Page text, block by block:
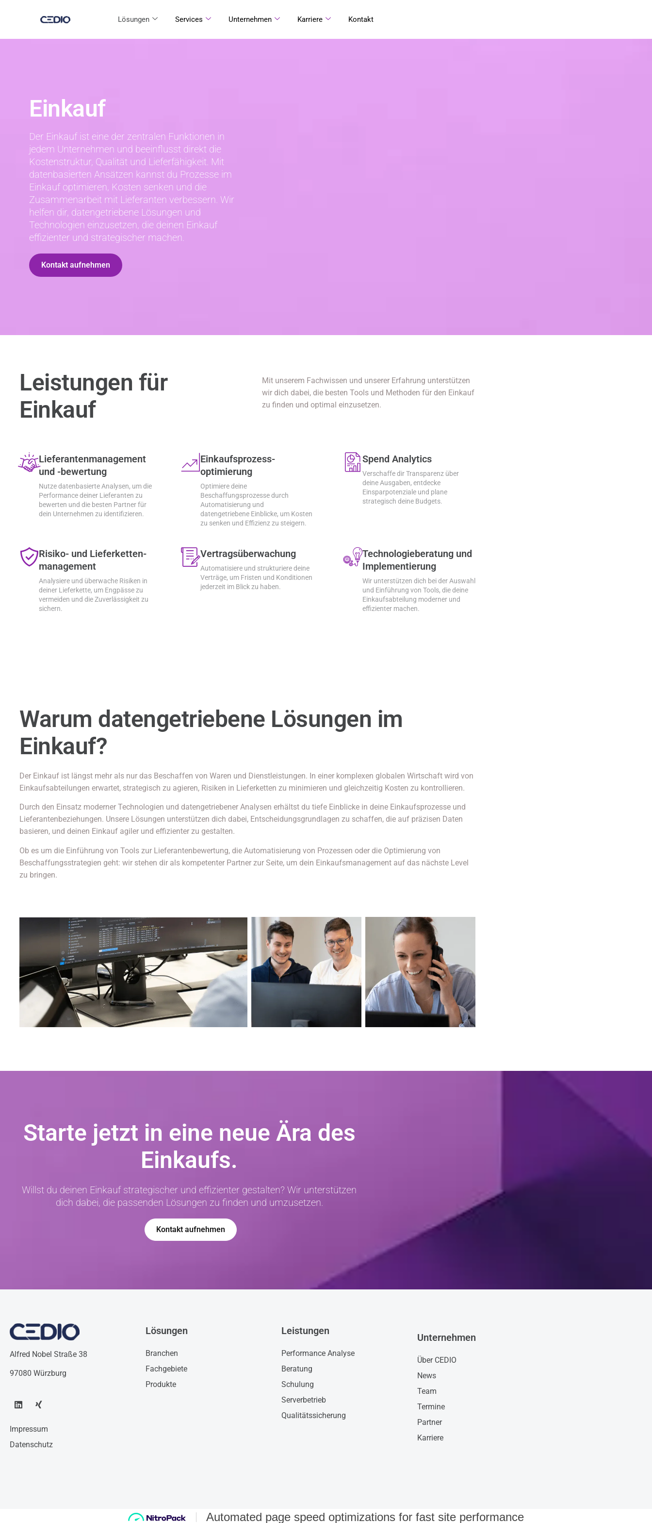
CEDIO GmbH Lösungen Services Unternehmen Karriere Kontakt
Einkauf
Der Einkauf ist eine der zentralen Funktionen in
jedem Unternehmen und beeinflusst direkt die
Kostenstruktur, Qualität und Lieferfähigkeit. Mit
datenbasierten Ansätzen kannst du Prozesse im
Einkauf optimieren, Kosten senken und die
Zusammenarbeit mit Lieferanten verbessern. Wir
helfen dir, datengetriebene Lösungen und
Technologien einzusetzen, die deinen Einkauf
effizienter und strategischer machen.
Kontakt aufnehmen
Leistungen für
Einkauf
Mit unserem Fachwissen und unserer Erfahrung unterstützen
wir dich dabei, die besten Tools und Methoden für den Einkauf
zu finden und optimal einzusetzen.
Lieferantenmanagement
und -bewertung
Nutze datenbasierte Analysen, um die
Performance deiner Lieferanten zu
bewerten und die besten Partner für
dein Unternehmen zu identifizieren.
Einkaufsprozess-
optimierung
Optimiere deine
Beschaffungsprozesse durch
Automatisierung und
datengetriebene Einblicke, um Kosten
zu senken und Effizienz zu steigern.
Spend Analytics
Verschaffe dir Transparenz über
deine Ausgaben, entdecke
Einsparpotenziale und plane
strategisch deine Budgets.
Risiko- und Lieferketten-
management
Analysiere und überwache Risiken in
deiner Lieferkette, um Engpässe zu
vermeiden und die Zuverlässigkeit zu
sichern.
Vertragsüberwachung
Automatisiere und strukturiere deine
Verträge, um Fristen und Konditionen
jederzeit im Blick zu haben.
Technologieberatung und
Implementierung
Wir unterstützen dich bei der Auswahl
und Einführung von Tools, die deine
Einkaufsabteilung moderner und
effizienter machen.
Warum datengetriebene Lösungen im
Einkauf?
Der Einkauf ist längst mehr als nur das Beschaffen von Waren und Dienstleistungen. In einer komplexen globalen Wirtschaft wird von
Einkaufsabteilungen erwartet, strategisch zu agieren, Risiken in Lieferketten zu minimieren und gleichzeitig Kosten zu kontrollieren.
Durch den Einsatz moderner Technologien und datengetriebener Analysen erhältst du tiefe Einblicke in deine Einkaufsprozesse und
Lieferantenbeziehungen. Unsere Lösungen unterstützen dich dabei, Entscheidungsgrundlagen zu schaffen, die auf präzisen Daten
basieren, und deinen Einkauf agiler und effizienter zu gestalten.
Ob es um die Einführung von Tools zur Lieferantenbewertung, die Automatisierung von Prozessen oder die Optimierung von
Beschaffungsstrategien geht: wir stehen dir als kompetenter Partner zur Seite, um dein Einkaufsmanagement auf das nächste Level
zu bringen.
Starte jetzt in eine neue Ära des
Einkaufs.
Willst du deinen Einkauf strategischer und effizienter gestalten? Wir unterstützen
dich dabei, die passenden Lösungen zu finden und umzusetzen.
Kontakt aufnehmen
Edirne
Alfred Nobel Straße 38
97080 Würzburg
Impressum
Datenschutz
Lösungen
Branchen
Fachgebiete
Produkte
Leistungen
Performance Analyse
Beratung
Schulung
Serverbetrieb
Qualitätssicherung
Unternehmen
Über CEDIO
News
Team
Termine
Partner
Karriere